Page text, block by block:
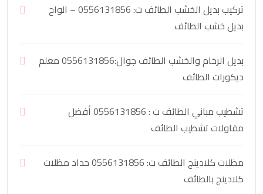
تركيب بديل الخشب الطائف ت: 0556131856 – الواح
بديل خشب الطائف
بديل الرخام والخشب الطائف جوال:0556131856 معلم
ديكورات الطائف
تشطيب مباني الطائف ت : 0556131856 أفضل
مقاولات تشطيب الطائف
مظلات كلادينج الطائف ت: 0556131856 حداد مظلات
كلادينج بالطائف